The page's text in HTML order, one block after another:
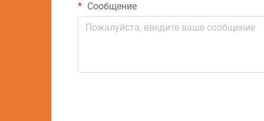
Сообщение